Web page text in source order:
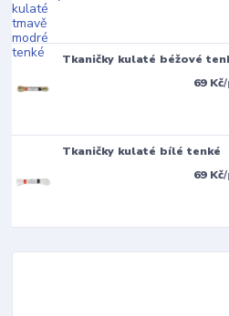
Tkaničky kulaté béžové
69 Kč/
Tkaničky kulaté bílé tenké
69 Kč/